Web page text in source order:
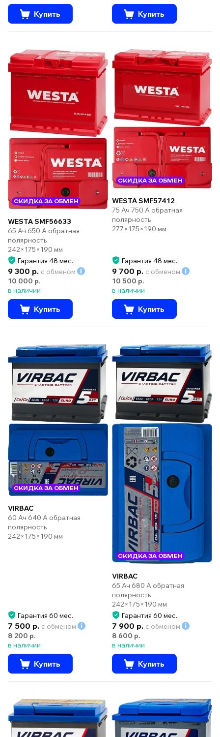
Купить Купить
СКИДКА ЗА ОБМЕН
WESTA SMF56633
65 Ач 650 А обратная
полярность
242×175×190 мм
Гарантия 48 мес.
9 300 р. с обменом
10 000 р.
в наличии
Купить
СКИДКА ЗА ОБМЕН
WESTA SMF57412
75 Ач 750 А обратная
полярность
277×175×190 мм
Гарантия 48 мес.
9 700 р. с обменом
10 500 р.
в наличии
Купить
СКИДКА ЗА ОБМЕН
VIRBAC
60 Ач 640 А обратная
полярность
242×175×190 мм
Гарантия 60 мес.
7 500 р. с обменом
8 200 р.
в наличии
Купить
СКИДКА ЗА ОБМЕН
VIRBAC
65 Ач 680 А обратная
полярность
242×175×190 мм
Гарантия 60 мес.
7 900 р. с обменом
8 600 р.
в наличии
Купить